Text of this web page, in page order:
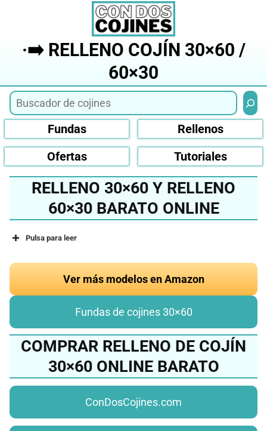
·➡️ RELLENO COJÍN 30×60 /
60×30
Fundas
Rellenos
Ofertas
Tutoriales
RELLENO 30×60 Y RELLENO
60×30 BARATO ONLINE
Pulsa para leer
Ver más modelos en Amazon
Fundas de cojines 30×60
COMPRAR RELLENO DE COJÍN
30×60 ONLINE BARATO
ConDosCojines.com